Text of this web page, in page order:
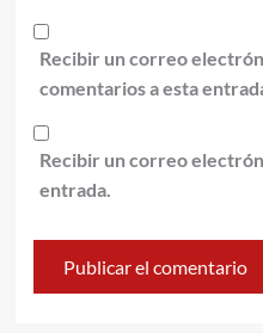
Recibir un correo
comentarios a esta
Recibir un correo
entrada.